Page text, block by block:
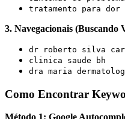
tratamento para dor
3. Navegacionais (Buscando
dr roberto silva
clinica saude bh
dra maria
Como Encontrar